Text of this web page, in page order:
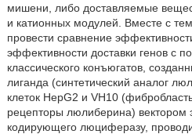
мишени, либо доставляемые
и катионных модулей. Вместе с
провести сравнение
эффективности доставки генов с
классического конъюгатов,
лиганда (синтетический аналог
клеток HepG2 и VH10
рецепторы люлиберина) вектором
кодирующего люциферазу,